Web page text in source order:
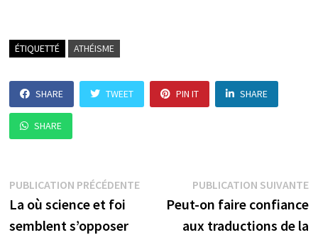
ÉTIQUETTÉ ATHÉISME
SHARE TWEET PIN IT SHARE
SHARE
Navigation
de
PUBLICATION PRÉCÉDENTEPublication
précédente :
La où science et foi
semblent s’opposer
PUBLICATION SUIVANTE
Peut-on faire confiance
aux traductions de la